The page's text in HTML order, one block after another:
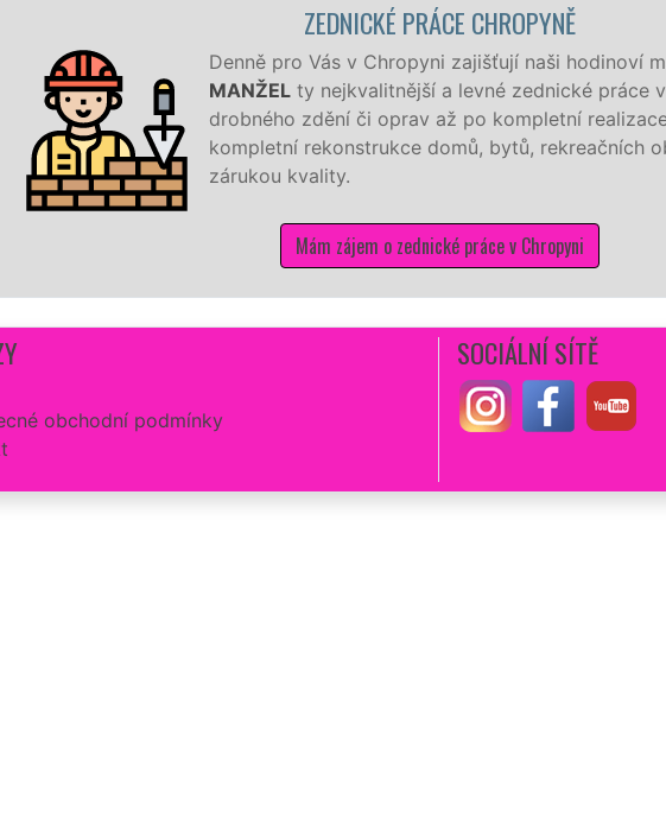
ZEDNICKÉ PRÁCE CHROPYNĚ
Denně pro Vás v Chropyni zajišťují naši hodinoví
MANŽELty nejkvalitnější a levné zednické práce
drobného zdění či oprav až po kompletní realizace
kompletní rekonstrukce domů, bytů, rekreačních
zárukou kvality.
Mám zájem o zednické práce v Chropyni
obchodní podmínky
SOCIÁLNÍ SÍTĚ